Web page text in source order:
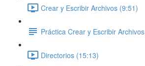
Crear y Escribir Archivos (9:51)
Práctica Crear y Escribir Archivos
Directorios (15:13)